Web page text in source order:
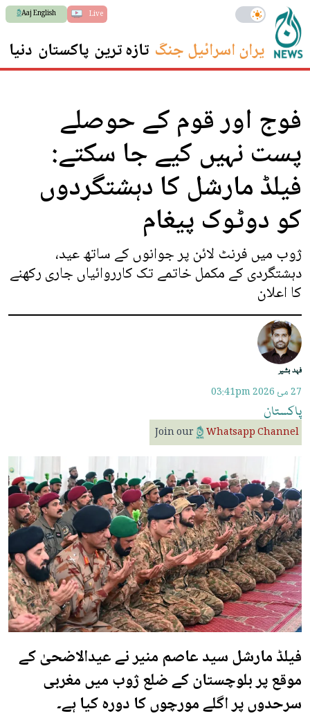
Live
Aaj English
ایران اسرائیل جنگ تازہ ترین پاکستان دنیا
فوج اور قوم کے حوصلے
پست نہیں کیے جا سکتے:
فیلڈ مارشل کا دہشتگردوں
کو دوٹوک پیغام
ژوب میں فرنٹ لائن پر جوانوں کے ساتھ عید،
دہشتگردی کے مکمل خاتمے تک کارروائیاں جاری رکھنے
کا اعلان
فہد بشیر
27 مئ 2026 03:41pm
پاکستان
Join our Whatsapp Channel
فیلڈ مارشل سید عاصم منیر نے عیدالاضحیٰ کے
موقع پر بلوچستان کے ضلع ژوب میں مغربی
سرحدوں پر اگلے مورچوں کا دورہ کیا ہے۔